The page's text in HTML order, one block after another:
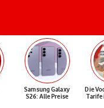
Samsung Galaxy
S26: Alle Preise
Die
Tarife